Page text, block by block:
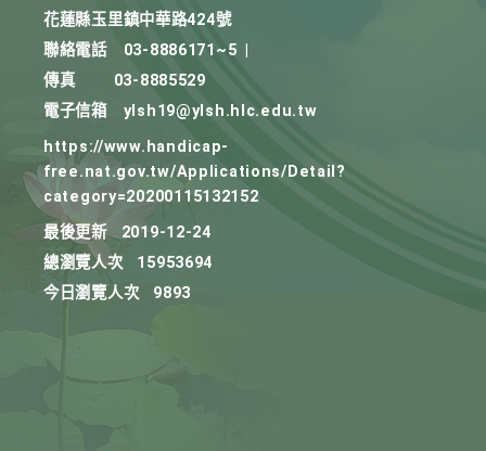
花蓮縣玉里鎮中華路424號
聯絡電話
03-8886171~5
傳真
03-8885529
電子信箱
ylsh19@ylsh.hlc.edu.tw
https://www.handicap-
free.nat.gov.tw/Applications/Detail?
category=20200115132152
最後更新
2019-12-24
總瀏覽人次
15953694
今日瀏覽人次
9893